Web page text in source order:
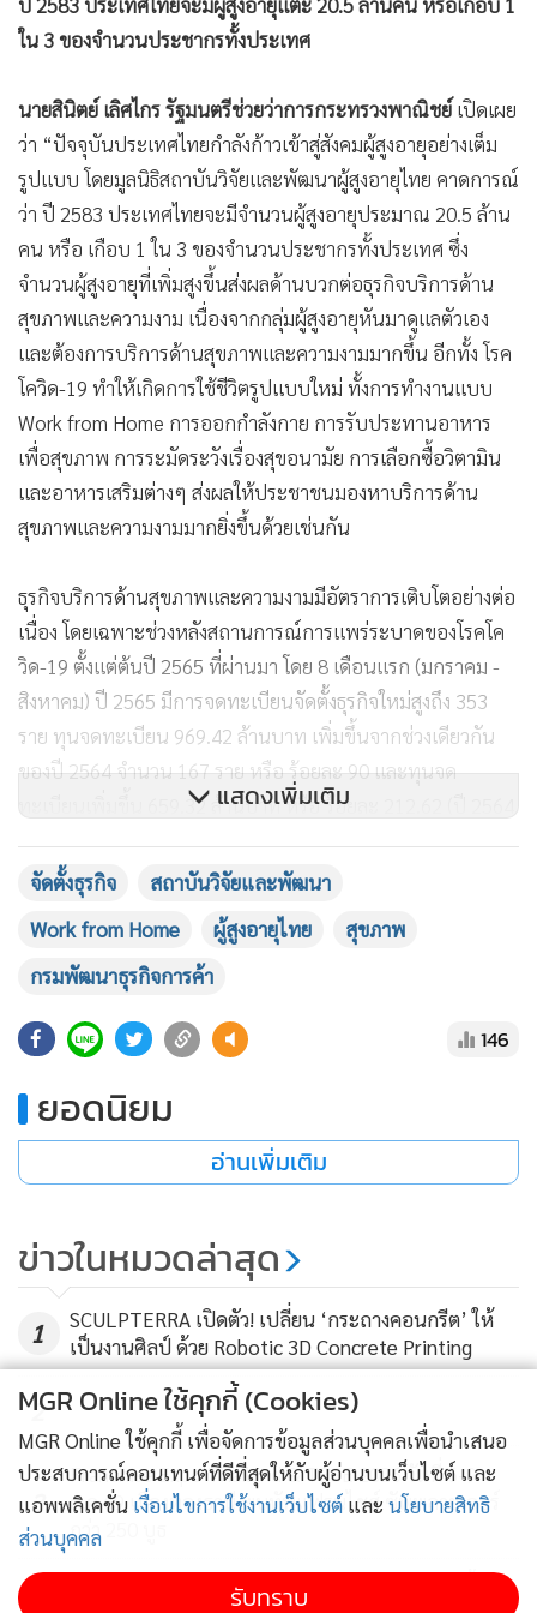
ราย ทุนจดทะเบียน 969.42 ล้านบาท เพิ่มขึ้นจากช่วงเดียวกัน
ของปี 2564 จำนวน 167 ราย หรือ ร้อยละ 90 และทุนจด
จดทะเบียนจัดตั้งธุรกิจ 186 ราย
ทุน 310.10 ล้านบาท) เฉพาะเดือนสิงหาคม 2565 จดทะเบียน
จัดตั้งธุรกิจใหม่ 56 ราย ทุนจดทะเบียน 124.60
ล้านบาท เพิ่มขึ้นจากเดือนสิงหาคม 2564 จำนวน 38 ราย หรือ
ร้อยละ 211.12 และทุนจดทะเบียนเพิ่มขึ้น 105.10 ล้านบาท
หรือ ร้อยละ 539 (สิงหาคม 2564 จดทะเบียน 18 ราย ทุน 19.50
ล้านบาท)
ธุรกิจบริการด้านสุขภาพและความงามที่ดำเนินกิจการอยู่ ณ 31
สิงหาคม 2565 มีจำนวนทั้งสิ้น 1,621 ราย คิดเป็นร้อยละ 0.19
ล้านบาท คิดเป็นร้อยละ 0.036 ของธุรกิจทั้งหมดที่ดำเนินกิจการ
อยู่ในประเทศไทย
ส่วนใหญ่ตั้งอยู่ในกรุงเทพมหานคร 836 ราย (ร้อยละ 51.57) ทุน
จดทะเบียนรวม 5,339.31 ล้านบาท (ร้อยละ 71.08) รองลงมา
คือ ภาคกลาง จำนวน 224 ราย (ร้อยละ 13.82) ภาคตะวันออก
เฉียงเหนือ 180 ราย (ร้อยละ 11.10) ภาคเหนือ 175 ราย (ร้อยละ
10.80) ภาคตะวันออก 101 ราย (ร้อยละ 6.23) ภาคใต้ 78 ราย
(ร้อยละ 4.81) และภาคตะวันตก 27 ราย (ร้อยละ 1.67)
รมช.พณ. กล่าวต่อว่า ภาพรวมของการลงทุนในธุรกิจฯ นักลงทุน
ชาวไทยครองแชมป์อันดับ 1 มูลค่าทุน 7,286.32 ล้านบาท (ร้อย
ละ 97.00) รองลงมา คือ จีน ทุน 80.92 ล้านบาท (ร้อยละ 1.08)
ฮ่องกง ทุน 38.69 ล้านบาท (ร้อยละ 0.52) อิตาเลียน ทุน 34.00
ล้านบาท (ร้อยละ 0.45) และสัญชาติอื่นๆ ทุน 71.55 ล้านบาท
(ร้อยละ 0.96)
ภาพรวมผลประกอบการของธุรกิจฯ รายได้เฉลี่ยช่วง 5 ปีที่ผ่าน
มาอยู่ที่ 15,000 ล้านบาทต่อปี โดยรายได้รวมปี 2562 จำนวน
แสดงเพิ่มเติม
จัดตั้งธุรกิจ
สถาบันวิจัยและพัฒนา
Work from Home
ผู้สูงอายุไทย
สุขภาพ
กรมพัฒนาธุรกิจการค้า
146
ยอดนิยม
อ่านเพิ่มเติม
ข่าวในหมวดล่าสุด
1
SCULPTERRA เปิดตัว! เปลี่ยน ‘กระถางคอนกรีต’ ให้
เป็นงานศิลป์ ด้วย Robotic 3D Concrete Printing
2
3
Franchise Expo Thailand & TESE 2026 วันที่ 6-9
ส.ค.69 เมืองทองธานี พบทัพแฟรนไชส์ ซัพพลายเออร์
กว่า 250 บูธ
เซเว่นฯ หนุนชาวสวนลำไย 3 จังหวัดภาคเหนือ รับซื้อ
MGR Online ใช้คุกกี้ (Cookies)
MGR Online ใช้คุกกี้ เพื่อจัดการข้อมูลส่วนบุคคลเพื่อนำเสนอ
ประสบการณ์คอนเทนต์ที่ดีที่สุดให้กับผู้อ่านบนเว็บไซต์ และ
แอพพลิเคชั่น เงื่อนไขการใช้งานเว็บไซต์ และ นโยบายสิทธิ
ส่วนบุคคล
รับทราบ